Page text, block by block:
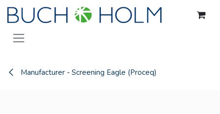
Skip to Content
Manufacturer - Screening Eagle (Proceq)